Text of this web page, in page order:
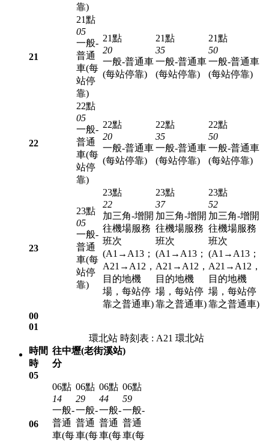
靠)
21
21點
05
一般-
普通
車(每
站停
靠)
21點
20
一般-普通車
(每站停靠)
21點
35
一般-普通車
(每站停靠)
21點
50
一般-普通車
(每站停靠)
22
22點
05
一般-
普通
車(每
站停
靠)
22點
20
一般-普通車
(每站停靠)
22點
35
一般-普通車
(每站停靠)
22點
50
一般-普通車
(每站停靠)
23
23點
05
一般-
普通
車(每
站停
靠)
23點
22
加三角-增開
往機場服務
班次
(A1→A13；
A21→A12，
目的地機
場，每站停
靠之普通車)
23點
37
加三角-增開
往機場服務
班次
(A1→A13；
A21→A12，
目的地機
場，每站停
靠之普通車)
23點
52
加三角-增開
往機場服務
班次
(A1→A13；
A21→A12，
目的地機
場，每站停
靠之普通車)
00
01
環北站 時刻表 : A21 環北站
時間 往中壢(老街溪站)
時
分
05
06
06點
14
一般-
普通
車(每
06點
29
一般-
普通
車(每
06點
44
一般-
普通
車(每
06點
59
一般-
普通
車(每